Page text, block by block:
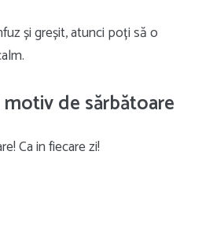
și greșit, atunci poți să o
motiv de sărbătoare
Ca in fiecare zi!